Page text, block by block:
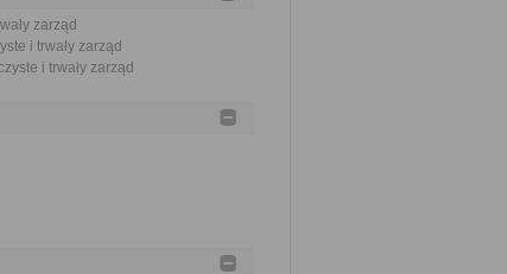
zarząd
i trwały zarząd
i trwały zarząd